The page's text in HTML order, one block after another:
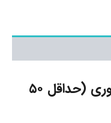
معرفی خدمات فیوژن فیبر نوری (حداقل ۵۰